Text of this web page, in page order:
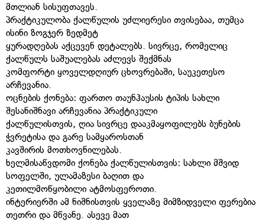
მთლიან სისუფთავეს.
პრაქტიკულობა ქალწულის უძლიერესი თვისებაა, თუმცა
ისინი ზოგჯერ ზედმეტ
ყურადღებას აქცევენ დეტალებს. სივრცე, რომელიც
ქალწულს საშუალებას აძლევს შექმნას
კომფორტი ყოველდღიურ ცხოვრებაში, საუკეთესო
არჩევანია.
ოცნების ქონება: ფართო თაუნჰაუსის ტიპის სახლი
შესანიშნავი არჩევანია პრაქტიკული
ქალწულისთვის, ღია სივრცე დააკმაყოფილებს ბუნების
ჭვრეტისა და გარე სამყაროსთან
კავშირის მოთხოვნილებას.
ხელმისაწვდომი ქონება ქალწულისთვის: სახლი მშვიდ
სოფელში, ულამაზესი ბაღით და
კეთილმოწყობილი ატმოსფეროთი.
ინტერიერში ამ ნიშნისთვის ყველაზე მიმზიდველი ფერებია
თეთრი და მწვანე. ასევე მათ